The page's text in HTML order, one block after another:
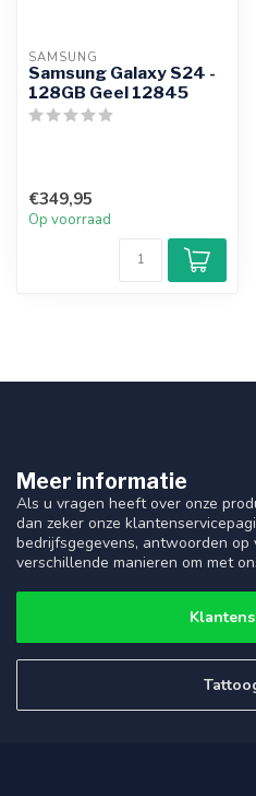
SAMSUNG
Samsung Galaxy S24 -
128GB Geel 12845
€349,95
Op voorraad
Meer informatie
Als u vragen heeft over onze
dan zeker onze
bedrijfsgegevens, antwoorden
verschillende manieren om met